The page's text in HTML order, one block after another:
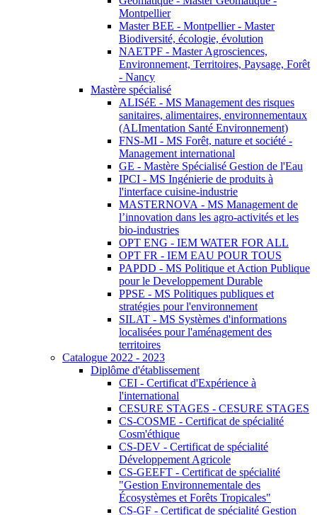
Montpellier
Master BEE - Montpellier - Master
Biodiversité, écologie, évolution
NAETPF - Master Agrosciences,
Environnement, Territoires, Paysage, Forêt
- Nancy
Mastère spécialisé
ALISéE - MS Management des risques
sanitaires, alimentaires, environnementaux
(ALImentation Santé Environnement)
FNS-MI - MS Forêt, nature et société -
Management international
GE - Mastère Spécialisé Gestion de l'Eau
IPCI - MS Ingénierie de produits à
l'interface cuisine-industrie
MASTERNOVA - MS Management de
l’innovation dans les agro-activités et les
bio-industries
OPT ENG - IEM WATER FOR ALL
OPT FR - IEM EAU POUR TOUS
PAPDD - MS Politique et Action Publique
pour le Developpement Durable
PPSE - MS Politiques publiques et
stratégies pour l'environnement
SILAT - MS Systèmes d'informations
localisées pour l'aménagement des
territoires
Catalogue 2022 - 2023
Diplôme d'établissement
CEI - Certificat d'Expérience à
l'international
CESURE STAGES - CESURE STAGES
CS-COSME - Certificat de spécialité
Cosm'éthique
CS-DEV - Certificat de spécialité
Développement Agricole
CS-GEEFT - Certificat de spécialité
"Gestion Environnementale des
Écosystèmes et Forêts Tropicales"
CS-GF - Certificat de spécialité Gestion